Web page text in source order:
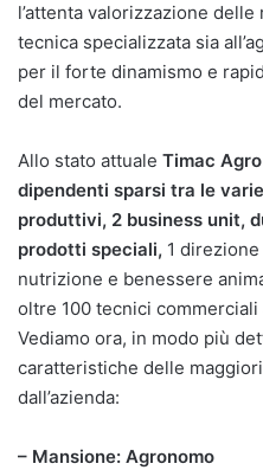
l’attenta valorizzazione delle
tecnica specializzata sia
per il forte dinamismo e
del mercato.
Allo stato attuale Timac
dipendenti sparsi tra le
produttivi, 2 business unit,
prodotti speciali, 1
nutrizione e benessere
oltre 100 tecnici commerciali
Vediamo ora, in modo più
caratteristiche delle
dall’azienda:
– Mansione: Agronomo